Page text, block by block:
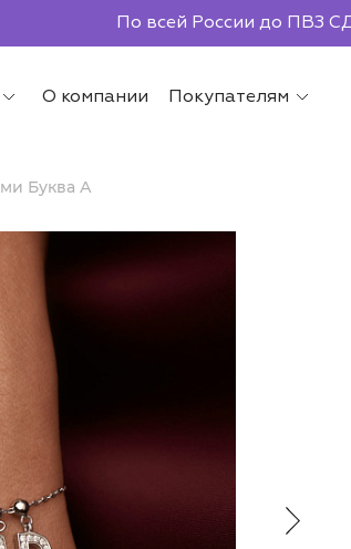
По всей России до ПВЗ
О компании Покупателям
Буква А